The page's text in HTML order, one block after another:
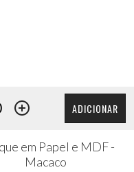
ADICIONAR
em Papel e MDF -
Macaco